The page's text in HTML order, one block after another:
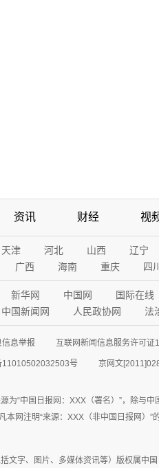
资讯 财经 视
天津 河北 山西 辽宁
广西 海南 重庆 四川
新华网 中国网 国际在线
中国新闻网 人民政协网 法
息举报 互联网新闻信息服务许可证
11010502032503号 京网文
为“中国日报网：XXX（署名）”，除与
本网注明“来源：XXX（非中国日报网）
文字、图片、多媒体资讯等）版权属中